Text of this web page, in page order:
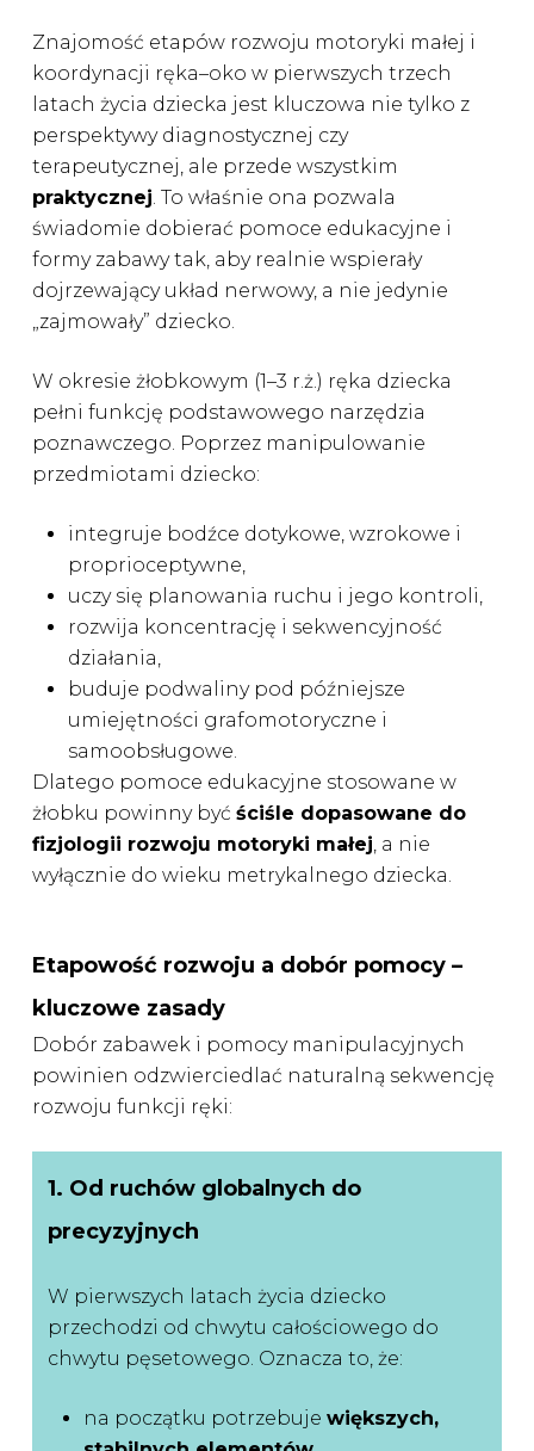
Znajomość etapów rozwoju motoryki małej i
koordynacji ręka–oko w pierwszych trzech
latach życia dziecka jest kluczowa nie tylko z
perspektywy diagnostycznej czy
terapeutycznej, ale przede wszystkim
praktycznej . To właśnie ona pozwala
świadomie dobierać pomoce edukacyjne i
formy zabawy tak, aby realnie wspierały
dojrzewający układ nerwowy, a nie jedynie
„zajmowały” dziecko.
W okresie żłobkowym (1–3 r.ż.) ręka dziecka
pełni funkcję podstawowego narzędzia
poznawczego. Poprzez manipulowanie
przedmiotami dziecko:
integruje bodźce dotykowe, wzrokowe i
proprioceptywne,
uczy się planowania ruchu i jego kontroli,
rozwija koncentrację i sekwencyjność
działania,
buduje podwaliny pod późniejsze
umiejętności grafomotoryczne i
samoobsługowe.
Dlatego pomoce edukacyjne stosowane w
żłobku powinny być ściśle dopasowane do
fizjologii rozwoju motoryki małej , a nie
wyłącznie do wieku metrykalnego dziecka.
Etapowość rozwoju a dobór pomocy –
kluczowe zasady
Dobór zabawek i pomocy manipulacyjnych
powinien odzwierciedlać naturalną sekwencję
rozwoju funkcji ręki:
1. Od ruchów globalnych do
precyzyjnych
W pierwszych latach życia dziecko
przechodzi od chwytu całościowego do
chwytu pęsetowego. Oznacza to, że:
na początku potrzebujewiększych,